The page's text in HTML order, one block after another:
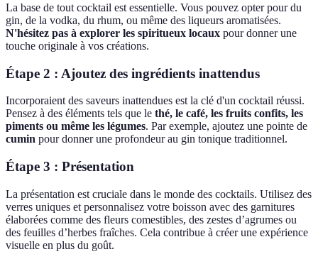
La base de tout cocktail est essentielle. Vous pouvez opter pour du
gin, de la vodka, du rhum, ou même des liqueurs aromatisées.
N'hésitez pas à explorer les spiritueux locaux pour donner une
touche originale à vos créations.
Étape 2 : Ajoutez des ingrédients inattendus
Incorporaient des saveurs inattendues est la clé d'un cocktail réussi.
Pensez à des éléments tels que le thé, le café, les fruits confits, les
piments ou même les légumes. Par exemple, ajoutez une pointe de
cumin pour donner une profondeur au gin tonique traditionnel.
Étape 3 : Présentation
La présentation est cruciale dans le monde des cocktails. Utilisez des
verres uniques et personnalisez votre boisson avec des garnitures
élaborées comme des fleurs comestibles, des zestes d’agrumes ou
des feuilles d’herbes fraîches. Cela contribue à créer une expérience
visuelle en plus du goût.